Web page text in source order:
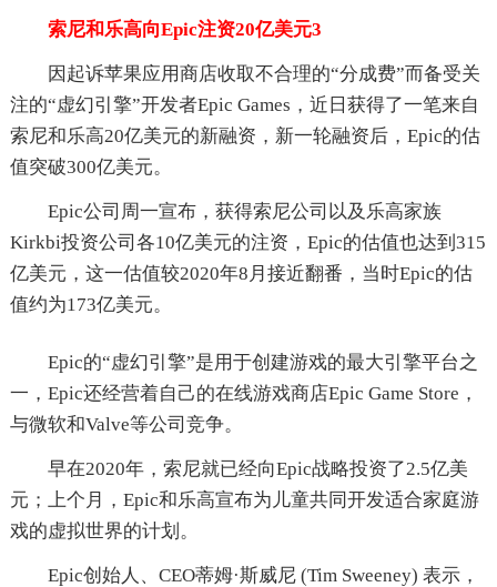
索尼和乐高向Epic注资20亿美元3
因起诉苹果应用商店收取不合理的“分成费”而备受关
注的“虚幻引擎”开发者Epic Games，近日获得了一笔来自
索尼和乐高20亿美元的新融资，新一轮融资后，Epic的估
值突破300亿美元。
Epic公司周一宣布，获得索尼公司以及乐高家族
Kirkbi投资公司各10亿美元的注资，Epic的估值也达到315
亿美元，这一估值较2020年8月接近翻番，当时Epic的估
值约为173亿美元。
Epic的“虚幻引擎”是用于创建游戏的最大引擎平台之
一，Epic还经营着自己的在线游戏商店Epic Game Store，
与微软和Valve等公司竞争。
早在2020年，索尼就已经向Epic战略投资了2.5亿美
元；上个月，Epic和乐高宣布为儿童共同开发适合家庭游
戏的虚拟世界的计划。
Epic创始人、CEO蒂姆·斯威尼 (Tim Sweeney) 表示，